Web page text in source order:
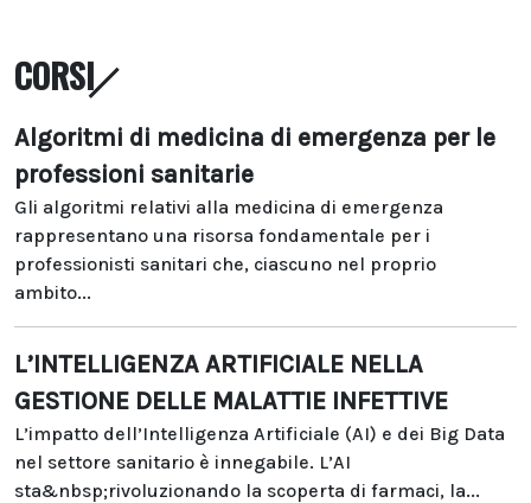
CORSI
Algoritmi di medicina di emergenza per le
professioni sanitarie
Gli algoritmi relativi alla medicina di emergenza
rappresentano una risorsa fondamentale per i
professionisti sanitari che, ciascuno nel proprio
ambito...
L’INTELLIGENZA ARTIFICIALE NELLA
GESTIONE DELLE MALATTIE INFETTIVE
L’impatto dell’Intelligenza Artificiale (AI) e dei Big Data
nel settore sanitario è innegabile. L’AI
sta&nbsp;rivoluzionando la scoperta di farmaci, la...